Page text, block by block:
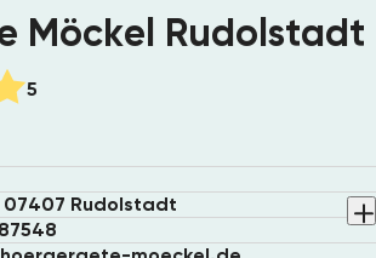
vereinbaren
Möckel Rudolstadt
5
07407 Rudolstadt